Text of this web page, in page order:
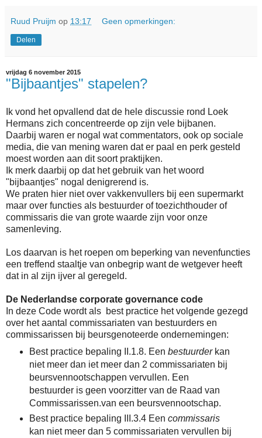
Ruud Pruijm op 13:17 Geen opmerkingen:
Delen
vrijdag 6 november 2015
"Bijbaantjes" stapelen?
Ik vond het opvallend dat de hele discussie rond Loek
Hermans zich concentreerde op zijn vele bijbanen.
Daarbij waren er nogal wat commentators, ook op sociale
media, die van mening waren dat er paal en perk gesteld
moest worden aan dit soort praktijken.
Ik merk daarbij op dat het gebruik van het woord
"bijbaantjes" nogal denigrerend is.
We praten hier niet over vakkenvullers bij een supermarkt
maar over functies als bestuurder of toezichthouder of
commissaris die van grote waarde zijn voor onze
samenleving.
Los daarvan is het roepen om beperking van nevenfuncties
een treffend staaltje van onbegrip want de wetgever heeft
dat in al zijn ijver al geregeld.
De Nederlandse corporate governance code
In deze Code wordt als best practice het volgende gezegd
over het aantal commissariaten van bestuurders en
commissarissen bij beursgenoteerde ondernemingen:
Best practice bepaling II.1.8. Een bestuurderkan
niet meer dan iet meer dan 2 commissariaten bij
beursvennootschappen vervullen. Een
bestuurder is geen voorzitter van de Raad van
Commissarissen.van een beursvennootschap.
Best practice bepaling III.3.4 Een commissaris
kan niet meer dan 5 commissariaten vervullen bij